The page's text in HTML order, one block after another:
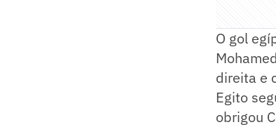
O gol
direita e
Egito
obrigou